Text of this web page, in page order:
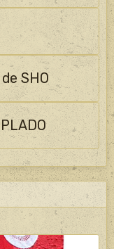
SHO